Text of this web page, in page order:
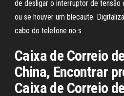
de desligar o interruptor de tensão
ou se houver um blecaute.
cabo do telefone no s
Caixa de Correio
China, Encontrar
Caixa de Correio